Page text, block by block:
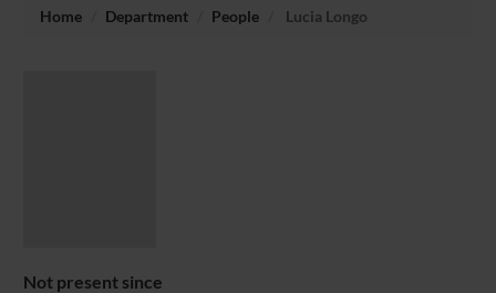
Home Department People Lucia Longo
Not present since